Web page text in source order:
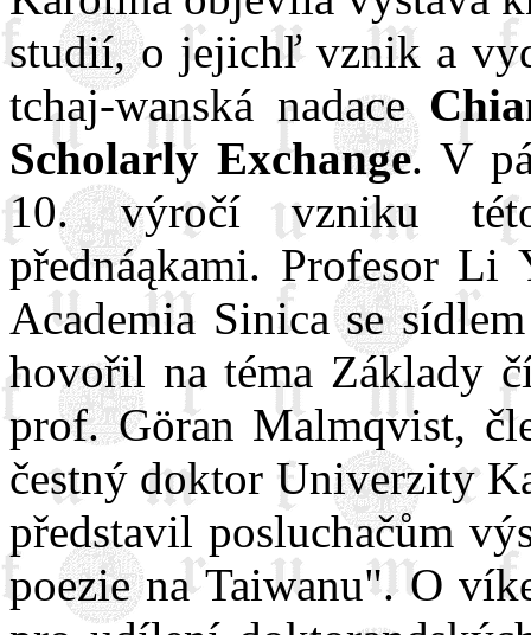
studií, o jejichľ vznik a
tchaj-wanská nadace
Scholarly Exchange. V
10. výročí vzniku
přednáąkami. Profesor Li
Academia Sinica se
hovořil na téma Základy
prof. Göran Malmqvist,
čestný doktor Univerzity
představil posluchačům
poezie na Taiwanu". O